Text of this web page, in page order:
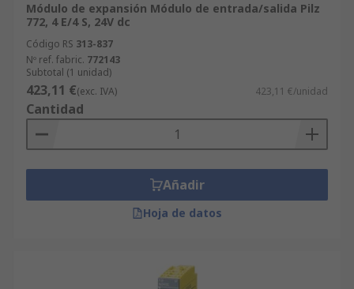
Módulo de expansión Módulo de entrada/salida Pilz
772, 4 E/4 S, 24V dc
Código RS 313-837
Nº ref. fabric. 772143
Subtotal (1 unidad)
423,11 €(exc. IVA) 423,11 €/unidad
Cantidad
Añadir
Hoja de datos